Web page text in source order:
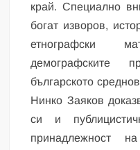
край. Специално
богат изворов,
етнографски
демографските
българското
Нинко Заяков
си и
принадлежност